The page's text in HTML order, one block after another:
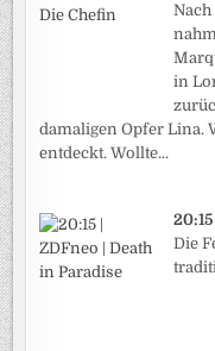
in
damaligen Opfer Lina.
entdeckt. Wollte...
Die